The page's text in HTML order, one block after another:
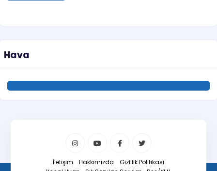
Hava
İletişim Hakkımızda
Gizlilik Politikası